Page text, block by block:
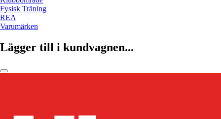
Fysisk Träning
REA
Varumärken
Lägger till i kundvagnen...